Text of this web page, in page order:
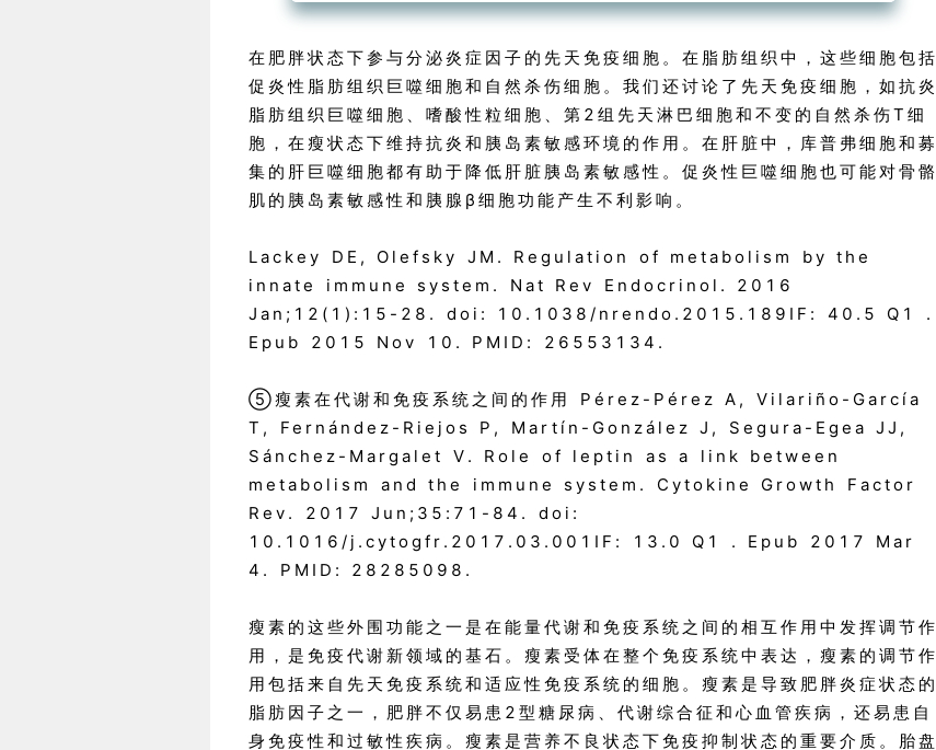
在肥胖状态下参与分泌炎症因子的先天免疫细胞。在脂肪组织中，这些细胞包括
促炎性脂肪组织巨噬细胞和自然杀伤细胞。我们还讨论了先天免疫细胞，如抗炎
脂肪组织巨噬细胞、嗜酸性粒细胞、第2组先天淋巴细胞和不变的自然杀伤T细
胞，在瘦状态下维持抗炎和胰岛素敏感环境的作用。在肝脏中，库普弗细胞和募
集的肝巨噬细胞都有助于降低肝脏胰岛素敏感性。促炎性巨噬细胞也可能对骨骼
肌的胰岛素敏感性和胰腺β细胞功能产生不利影响。
Lackey DE, Olefsky JM. Regulation of metabolism by the
innate immune system. Nat Rev Endocrinol. 2016
Jan;12(1):15-28. doi: 10.1038/nrendo.2015.189IF: 40.5 Q1 .
Epub 2015 Nov 10. PMID: 26553134.
⑤瘦素在代谢和免疫系统之间的作用 Pérez-Pérez A, Vilariño-García
T, Fernández-Riejos P, Martín-González J, Segura-Egea JJ,
Sánchez-Margalet V. Role of leptin as a link between
metabolism and the immune system. Cytokine Growth Factor
Rev. 2017 Jun;35:71-84. doi:
10.1016/j.cytogfr.2017.03.001IF: 13.0 Q1 . Epub 2017 Mar
4. PMID: 28285098.
瘦素的这些外围功能之一是在能量代谢和免疫系统之间的相互作用中发挥调节作
用，是免疫代谢新领域的基石。瘦素受体在整个免疫系统中表达，瘦素的调节作
用包括来自先天免疫系统和适应性免疫系统的细胞。瘦素是导致肥胖炎症状态的
脂肪因子之一，肥胖不仅易患2型糖尿病、代谢综合征和心血管疾病，还易患自
身免疫性和过敏性疾病。瘦素是营养不良状态下免疫抑制状态的重要介质。胎盘